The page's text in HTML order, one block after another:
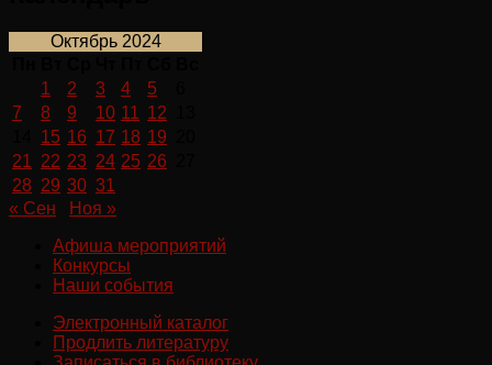
Октябрь 2024
1
2 3 4 5
7
8 9 10 11 12
15 16 17 18 19
21 22 23 24 25 26
28 29 30 31
« Сен
Ноя »
Афиша мероприятий
Конкурсы
Наши события
Электронный каталог
Продлить литературу